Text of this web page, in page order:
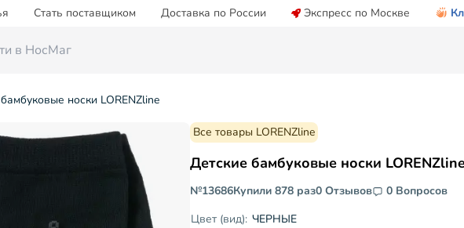
Стать поставщиком Доставка по России Экспресс по Москве
носки LORENZline
Все товары LORENZline
Детские бамбуковые носки
№13686Купили 878 раз0 Отзывов
0 Вопросов
Цвет (вид): ЧЕРНЫЕ